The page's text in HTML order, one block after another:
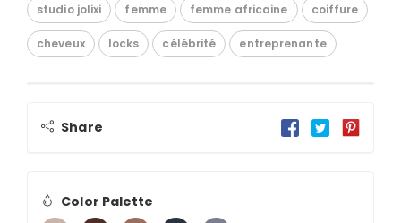
studio jolixi femme femme africaine coiffure
cheveux locks célébrité entreprenante
Share
Color Palette